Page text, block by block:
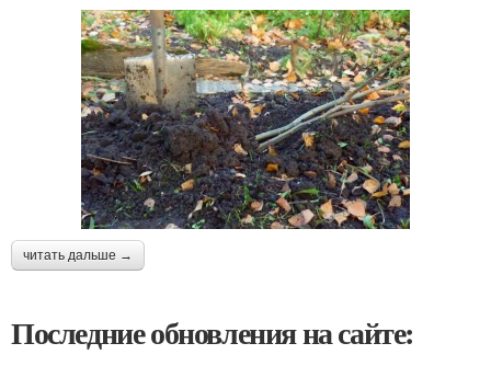
читать дальше →
Последние обновления на сайте: